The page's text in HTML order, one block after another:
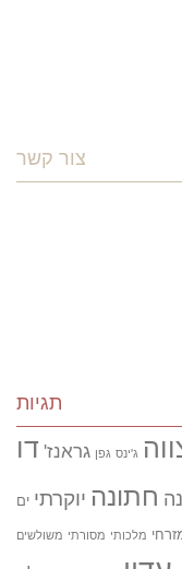
צור קשר
תגיות
ג'ינס גפן גראנז' דו
חתונה יוקרתי ים
מלכותי מסורתי משולשים